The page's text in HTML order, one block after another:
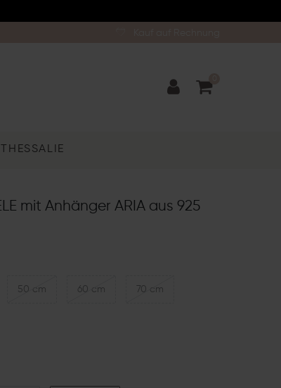
mit Anhänger ARIA aus 925
50 cm 60 cm 70 cm